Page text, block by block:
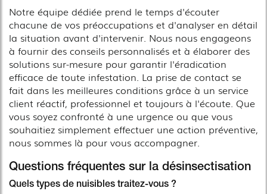
Notre équipe dédiée prend le temps d'écouter
chacune de vos préoccupations et d'analyser en détail
la situation avant d'intervenir. Nous nous engageons
à fournir des conseils personnalisés et à élaborer des
solutions sur-mesure pour garantir l'éradication
efficace de toute infestation. La prise de contact se
fait dans les meilleures conditions grâce à un service
client réactif, professionnel et toujours à l'écoute. Que
vous soyez confronté à une urgence ou que vous
souhaitiez simplement effectuer une action préventive,
nous sommes là pour vous accompagner.
Questions fréquentes sur la désinsectisation
Quels types de nuisibles traitez-vous ?